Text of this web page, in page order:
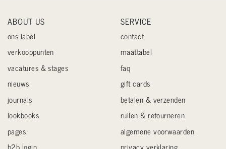
ABOUT US
ons label
verkooppunten
vacatures & stages
nieuws
journals
lookbooks
pages
SERVICE
contact
maattabel
faq
gift cards
betalen & verzenden
ruilen & retourneren
algemene voorwaarden